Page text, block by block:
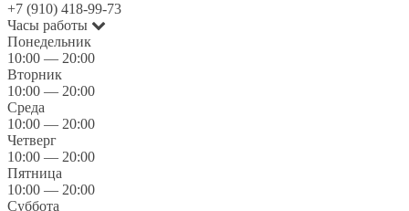
+7 (910) 418-99-73
Часы работы
Понедельник
10:00 — 20:00
Вторник
10:00 — 20:00
Среда
10:00 — 20:00
Четверг
10:00 — 20:00
Пятница
10:00 — 20:00
Суббота